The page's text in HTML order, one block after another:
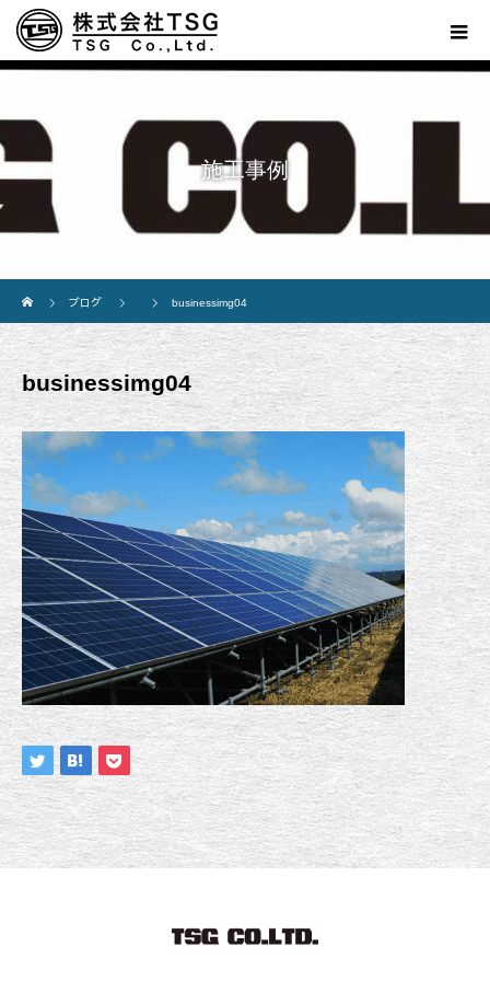
施工事例
ブログ
businessimg04
businessimg04